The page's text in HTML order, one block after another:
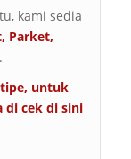
kami sedia
Parket,
tipe, untuk
di cek di sini